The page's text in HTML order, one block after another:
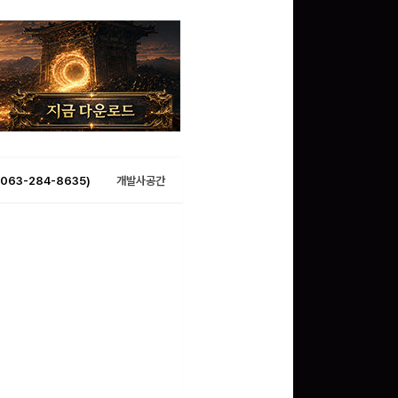
(063-284-8635) 개발사공간